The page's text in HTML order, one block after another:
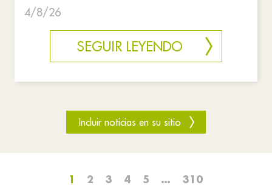
4/8/26
SEGUIR LEYENDO
Incluir noticias en su sitio
1 2 3 4 5 … 310